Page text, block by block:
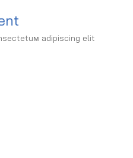
adipiscing elit